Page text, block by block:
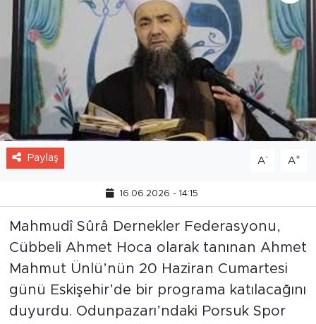
Paylaş A- A+
16.06.2026 - 14:15
Mahmudî Sûrâ Dernekler Federasyonu,
Cübbeli Ahmet Hoca olarak tanınan Ahmet
Mahmut Ünlü’nün 20 Haziran Cumartesi
günü Eskişehir’de bir programa katılacağını
duyurdu. Odunpazarı’ndaki Porsuk Spor